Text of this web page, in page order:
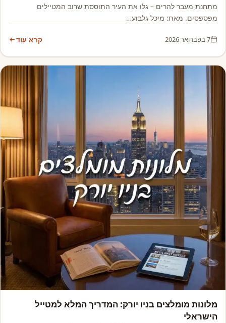
מתחנת מעבר להרים – גלו את העיר התוססת שרוב המטיילים
מפספסים. מאת: מיכל גלבוע…
7 בפברואר 2026 קרא עוד
מלונות מומלצים בניו יורק: המדריך המלא למטייל
הישראלי